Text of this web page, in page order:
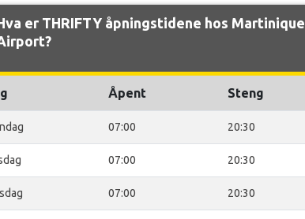
er THRIFTY åpningstidene hos Martinique
Åpent Steng
07:00 20:30
07:00 20:30
07:00 20:30